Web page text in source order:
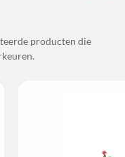
producten die